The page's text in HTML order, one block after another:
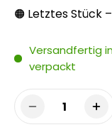
🟠 Letztes Stück
Versandfertig
verpackt
1